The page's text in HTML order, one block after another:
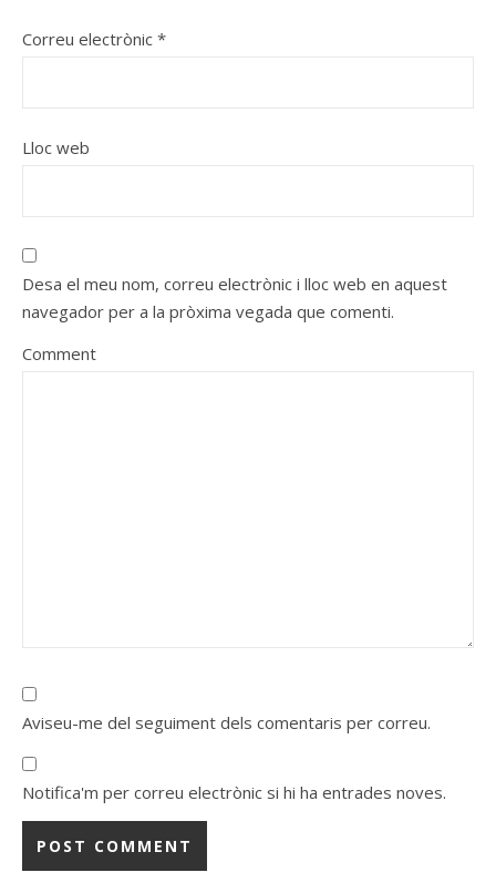
Correu electrònic *
Lloc web
Desa el meu nom, correu electrònic i lloc web en aquest
navegador per a la pròxima vegada que comenti.
Comment
Aviseu-me del seguiment dels comentaris per correu.
Notifica'm per correu electrònic si hi ha entrades noves.